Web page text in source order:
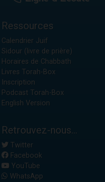
Ressources
Calendrier Juif
Sidour (livre de prière)
Horaires de Chabbath
Livres Torah-Box
Inscription
Podcast Torah-Box
English Version
Retrouvez-nous...
Twitter
Facebook
YouTube
WhatsApp